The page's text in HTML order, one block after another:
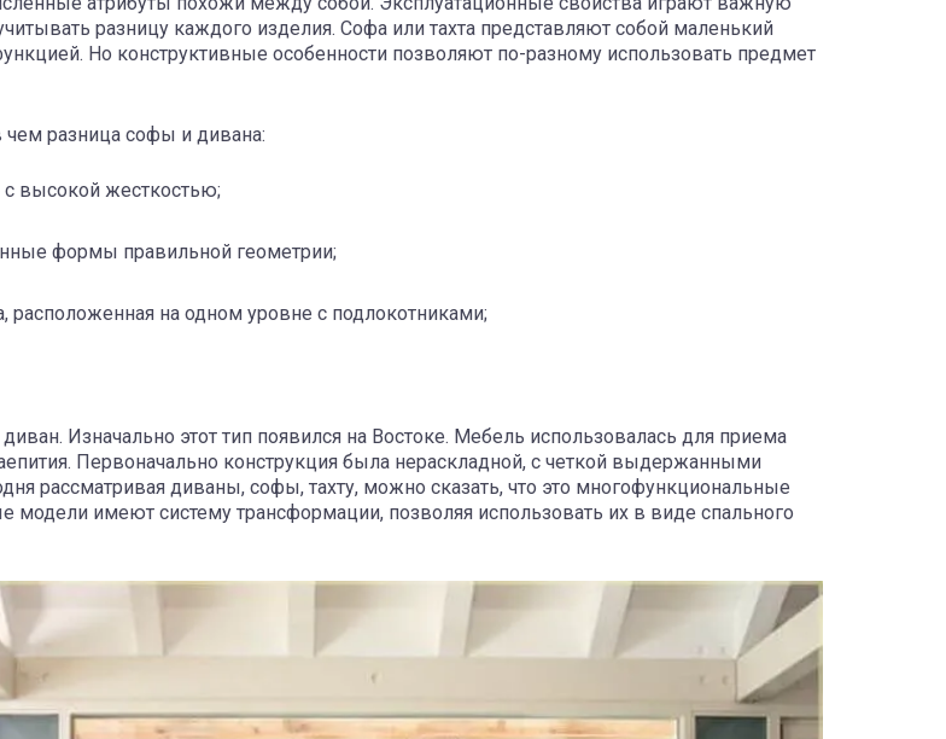
разницу каждого изделия. Софа или тахта представляют собой маленький
Но конструктивные особенности позволяют по-разному использовать предмет
чем разница софы и дивана:
высокой жесткостью;
формы правильной геометрии;
расположенная на одном уровне с подлокотниками;
Изначально этот тип появился на Востоке. Мебель использовалась для приема
Первоначально конструкция была нераскладной, с четкой выдержанными
рассматривая диваны, софы, тахту, можно сказать, что это многофункциональные
модели имеют систему трансформации, позволяя использовать их в виде спального